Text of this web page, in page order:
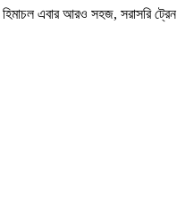
এবার আরও সহজ, সরাসরি ট্রেন